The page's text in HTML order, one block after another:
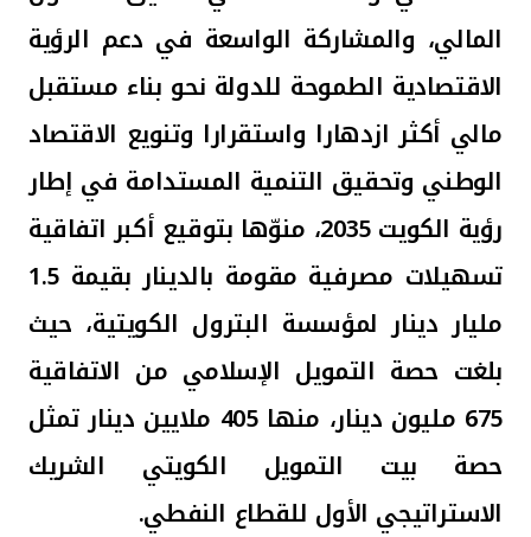
المالي، والمشاركة الواسعة في دعم الرؤية
الاقتصادية الطموحة للدولة نحو بناء مستقبل
مالي أكثر ازدهارا واستقرارا وتنويع الاقتصاد
الوطني وتحقيق التنمية المستدامة في إطار
رؤية الكويت 2035، منوّها بتوقيع أكبر اتفاقية
تسهيلات مصرفية مقومة بالدينار بقيمة 1.5
مليار دينار لمؤسسة البترول الكويتية، حيث
بلغت حصة التمويل الإسلامي من الاتفاقية
675 مليون دينار، منها 405 ملايين دينار تمثل
حصة بيت التمويل الكويتي الشريك
الاستراتيجي الأول للقطاع النفطي.